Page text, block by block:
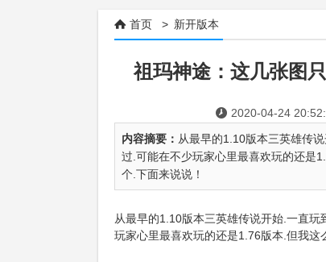
 首页 > 新开版本
祖玛神途：这几张图
 2020-04-24
内容摘要： 从最早的1.10版本三英雄传
过.可能在不少玩家心里最喜欢玩的还是
个.下面来说说！
从最早的1.10版本三英雄传说开始.一直
玩家心里最喜欢玩的还是1.76版本.但我这